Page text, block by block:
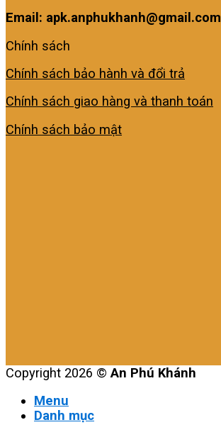
Email: apk.anphukhanh@gmail.com
Chính sách
Chính sách bảo hành và đổi trả
Chính sách giao hàng và thanh toán
Chính sách bảo mật
Copyright 2026 © An Phú Khánh
Menu
Danh mục